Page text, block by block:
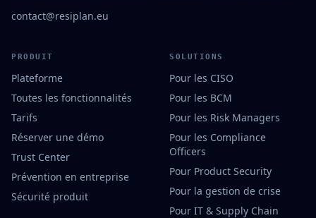
contact@resiplan.eu
PRODUIT
Plateforme
Toutes les fonctionnalités
Tarifs
Réserver une démo
Trust Center
Prévention en entreprise
Sécurité produit
SOLUTIONS
Pour les CISO
Pour les BCM
Pour les Risk Managers
Pour les Compliance
Officers
Pour Product Security
Pour la gestion de crise
Pour IT & Supply Chain